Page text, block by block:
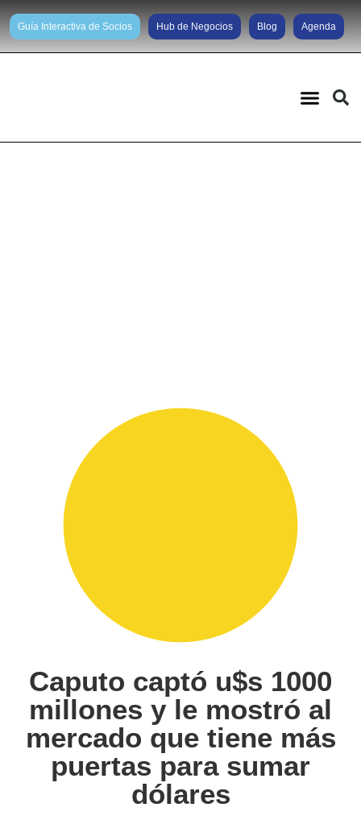
Guía Interactiva de Socios Hub de Negocios Blog Agenda
Caputo captó u$s 1000
millones y le mostró al
mercado que tiene más
puertas para sumar
dólares